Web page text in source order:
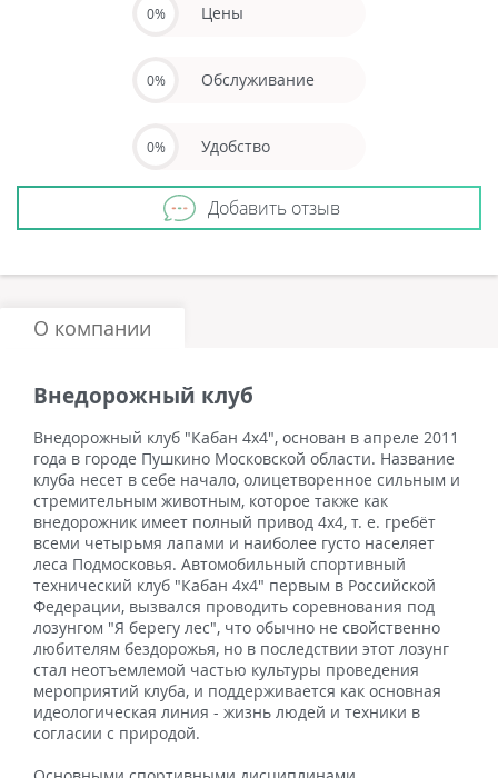
0% Цены
0% Обслуживание
0% Удобство
Добавить отзыв
О компании
Внедорожный клуб
Внедорожный клуб "Кабан 4х4", основан в апреле 2011
года в городе Пушкино Московской области. Название
клуба несет в себе начало, олицетворенное сильным и
стремительным животным, которое также как
внедорожник имеет полный привод 4х4, т. е. гребёт
всеми четырьмя лапами и наиболее густо населяет
леса Подмосковья. Автомобильный спортивный
технический клуб "Кабан 4х4" первым в Российской
Федерации, вызвался проводить соревнования под
лозунгом "Я берегу лес", что обычно не свойственно
любителям бездорожья, но в последствии этот лозунг
стал неотъемлемой частью культуры проведения
мероприятий клуба, и поддерживается как основная
идеологическая линия - жизнь людей и техники в
согласии с природой.